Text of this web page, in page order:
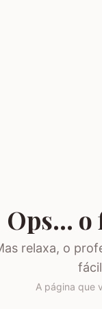
Ops… o
relaxa, o
A página que